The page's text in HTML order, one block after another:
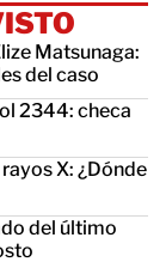
Matsunaga:
del caso
2344: checa
X: ¿Dónde
del último